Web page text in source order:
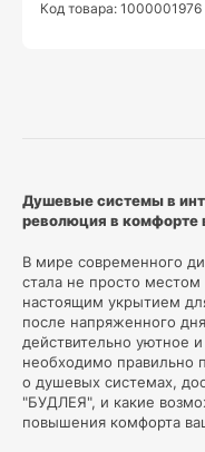
Душевые системы в
революция в комфорте
В мире современного
стала не просто местом
настоящим укрытием
после напряженного
действительно уютное
необходимо правильно
о душевых системах,
"БУДЛЕЯ", и какие
повышения комфорта
Код товара: 1000001976